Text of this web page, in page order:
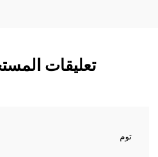
تعليقات
توم